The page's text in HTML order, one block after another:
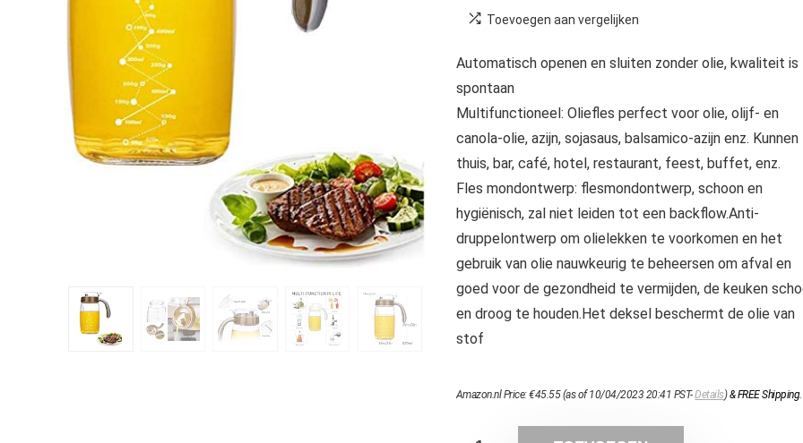
Toevoegen aan vergelijken
Automatisch openen en sluiten zonder olie, kwaliteit is
spontaan
Multifunctioneel: Oliefles perfect voor olie, olijf- en
canola-olie, azijn, sojasaus, balsamico-azijn enz. Kunnen
thuis, bar, café, hotel, restaurant, feest, buffet, enz.
Fles mondontwerp: flesmondontwerp, schoon en
hygiënisch, zal niet leiden tot een backflow.Anti-
druppelontwerp om olielekken te voorkomen en het
gebruik van olie nauwkeurig te beheersen om afval en
goed voor de gezondheid te vermijden, de keuken
en droog te houden.Het deksel beschermt de olie van
stof
Amazon.nl Price:€45.55(as of 10/04/2023 20:41 PST-Details)&FREE Shipping.